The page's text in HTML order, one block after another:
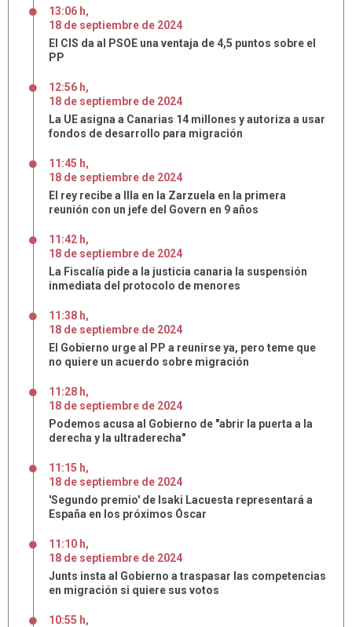
13:06 h,
18 de septiembre de 2024
El CIS da al PSOE una ventaja de 4,5 puntos sobre el
PP
12:56 h,
18 de septiembre de 2024
La UE asigna a Canarias 14 millones y autoriza a usar
fondos de desarrollo para migración
11:45 h,
18 de septiembre de 2024
El rey recibe a Illa en la Zarzuela en la primera
reunión con un jefe del Govern en 9 años
11:42 h,
18 de septiembre de 2024
La Fiscalía pide a la justicia canaria la suspensión
inmediata del protocolo de menores
11:38 h,
18 de septiembre de 2024
El Gobierno urge al PP a reunirse ya, pero teme que
no quiere un acuerdo sobre migración
11:28 h,
18 de septiembre de 2024
Podemos acusa al Gobierno de "abrir la puerta a la
derecha y la ultraderecha"
11:15 h,
18 de septiembre de 2024
'Segundo premio' de Isaki Lacuesta representará a
España en los próximos Óscar
11:10 h,
18 de septiembre de 2024
Junts insta al Gobierno a traspasar las competencias
en migración si quiere sus votos
10:55 h,